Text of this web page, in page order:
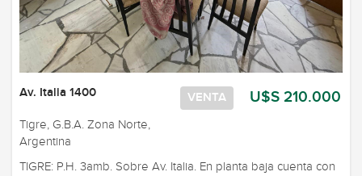
U$S 210.000
VENTA
Av. Italia 1400
Tigre, G.B.A. Zona Norte,
Argentina
TIGRE: P.H. 3amb. Sobre Av. Italia. En planta baja cuenta con